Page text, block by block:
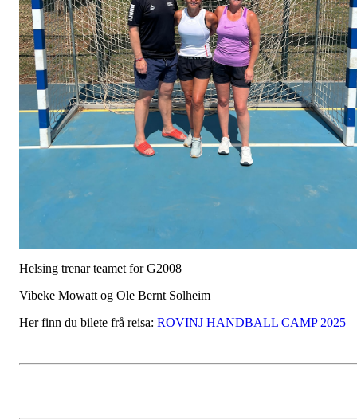
Helsing trenar teamet for G2008
Vibeke Mowatt og Ole Bernt Solheim
Her finn du bilete frå reisa: ROVINJ HANDBALL CAMP 2025